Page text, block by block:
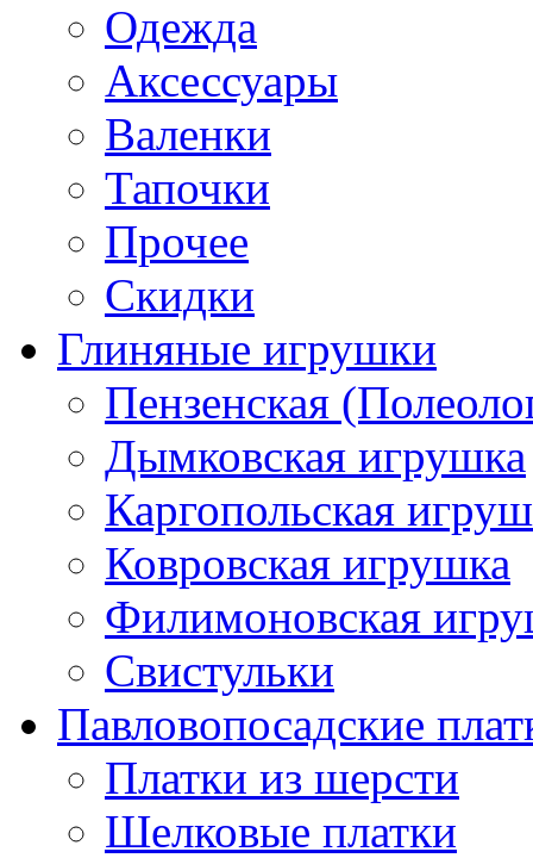
Одежда
Аксессуары
Валенки
Тапочки
Прочее
Скидки
Глиняные игрушки
Пензенская
Дымковская игрушка
Каргопольская
Ковровская игрушка
Филимоновская
Свистульки
Павловопосадские
Платки из шерсти
Шелковые платки